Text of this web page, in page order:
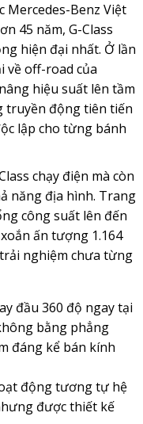
Mercedes-Benz Việt
45 năm, G-Class
hiện đại nhất. Ở lần
về off-road của
hiệu suất lên tầm
truyền động tiên tiến
lập cho từng bánh
chạy điện mà còn
năng địa hình. Trang
công suất lên đến
ấn tượng 1.164
nghiệm chưa từng
đầu 360 độ ngay tại
bằng phẳng
đáng kể bán kính
động tương tự hệ
được thiết kế